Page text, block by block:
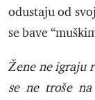
odustaju od
se bave
Žene ne igraju
se ne troše